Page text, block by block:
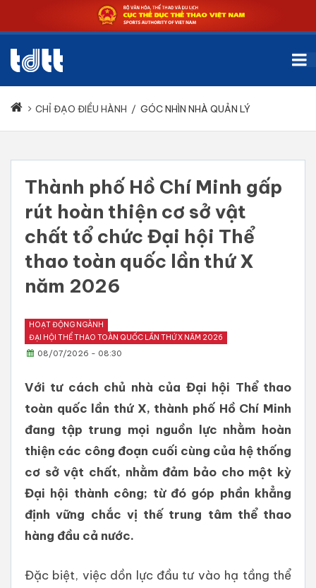
CHỈ ĐẠO ĐIỀU HÀNH / GÓC NHÌN NHÀ QUẢN LÝ
Thành phố Hồ Chí Minh gấp
rút hoàn thiện cơ sở vật
chất tổ chức Đại hội Thể
thao toàn quốc lần thứ X
năm 2026
HOẠT ĐỘNG NGÀNH
ĐẠI HỘI THỂ THAO TOÀN QUỐC LẦN THỨ X NĂM 2026
08/07/2026 - 08:30
Với tư cách chủ nhà của Đại hội Thể thao
toàn quốc lần thứ X, thành phố Hồ Chí Minh
đang tập trung mọi nguồn lực nhằm hoàn
thiện các công đoạn cuối cùng của hệ thống
cơ sở vật chất, nhằm đảm bảo cho một kỳ
Đại hội thành công; từ đó góp phần khẳng
định vững chắc vị thế trung tâm thể thao
hàng đầu cả nước.
Đặc biệt, việc dồn lực đầu tư vào hạ tầng thể